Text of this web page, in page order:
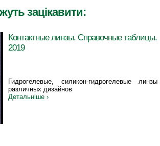
зацікавити:
Контактные линзы. Справочные таблицы.
2019
Гидрогелевые, силикон-гидрогелевые линзы
различных дизайнов
Детальніше ›